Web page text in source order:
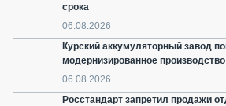
срока
06.08.2026
Курский аккумуляторный завод
модернизированное производство
06.08.2026
Росстандарт запретил продажи